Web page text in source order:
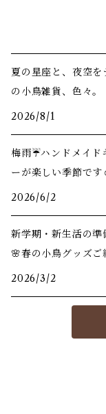
夏の星座と、夜空
の小鳥雑貨、色々。
2026/8/1
梅雨☔️ハンドメイド
ーが楽しい季節で
2026/6/2
新学期・新生活の
🌸春の小鳥グッズご
2026/3/2